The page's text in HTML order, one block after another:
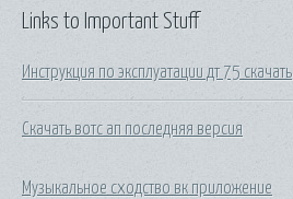
Links to Important Stuff
Инструкция по эксплуатации дт 75 скачать
Скачать вотс ап последняя версия
Музыкальное сходство вк приложение